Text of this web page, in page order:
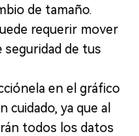
de tamaño.
requerir mover
seguridad de tus
en el gráfico
cuidado, ya que al
todos los datos